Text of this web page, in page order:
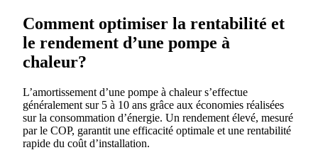
Comment optimiser la rentabilité et
le rendement d’une pompe à
chaleur?
L’amortissement d’une pompe à chaleur s’effectue
généralement sur 5 à 10 ans grâce aux économies réalisées
sur la consommation d’énergie. Un rendement élevé, mesuré
par le COP, garantit une efficacité optimale et une rentabilité
rapide du coût d’installation.